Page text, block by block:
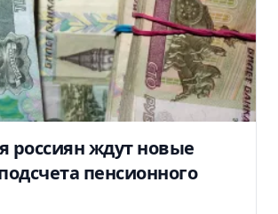
россиян ждут новые
пенсионного